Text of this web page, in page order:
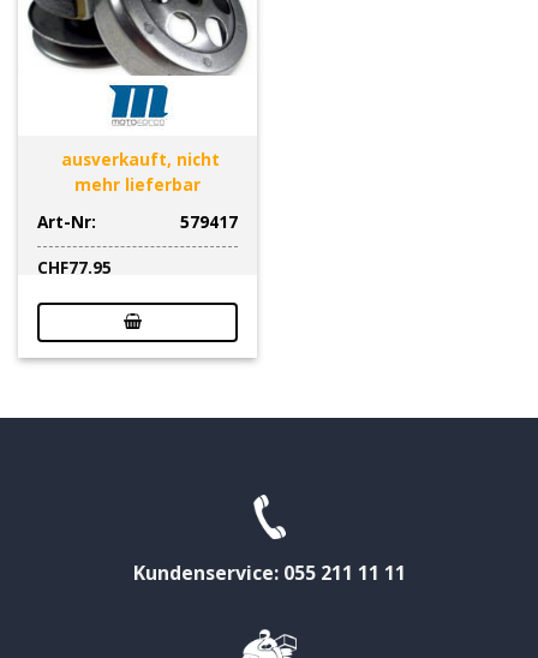
ausverkauft, nicht
mehr lieferbar
Art-Nr:
579417
CHF77.95
Kundenservice: 055 211 11 11